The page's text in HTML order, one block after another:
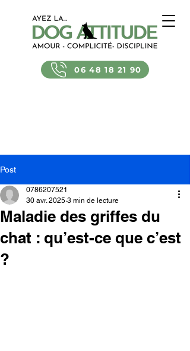
06 48 18 21 90
Post
Maladie des griffes du
chat : qu’est-ce que c’est
?
0786207521
30 avr. 2025 3 min de lecture